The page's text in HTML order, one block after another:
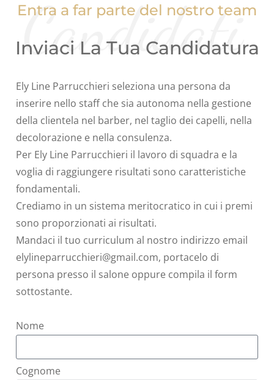
Candidati
Entra a far parte del nostro team
Inviaci La Tua Candidatura
Ely Line Parrucchieri seleziona una persona da
inserire nello staff che sia autonoma nella gestione
della clientela nel barber, nel taglio dei capelli, nella
decolorazione e nella consulenza.
Per Ely Line Parrucchieri il lavoro di squadra e la
voglia di raggiungere risultati sono caratteristiche
fondamentali.
Crediamo in un sistema meritocratico in cui i premi
sono proporzionati ai risultati.
Mandaci il tuo curriculum al nostro indirizzo email
elylineparrucchieri@gmail.com, portacelo di
persona presso il salone oppure compila il form
sottostante.
Nome
Cognome